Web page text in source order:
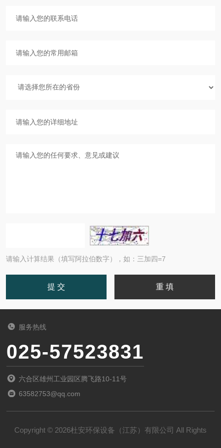
请输入计算结果（填写阿拉伯数字），如：三加四=7
服务热线
025-57523831
六合区雄州工业园区腾飞路10-11号
63582753@qq.com
Copyright © 2026杜安环保设备（江苏）有限公司 All Rights